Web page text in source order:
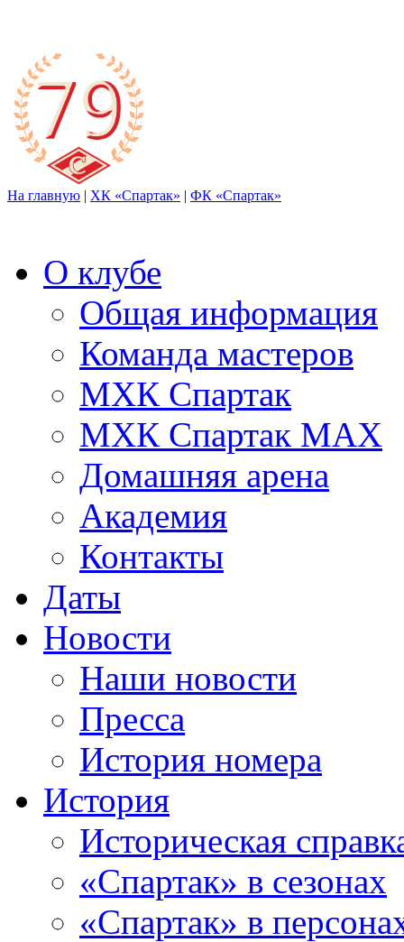
На главную | ХК «Спартак» | ФК «Спартак»
О клубе
Общая информация
Команда мастеров
МХК Спартак
МХК Спартак МАХ
Домашняя арена
Академия
Контакты
Даты
Новости
Наши новости
Пресса
История номера
История
Историческая
«Спартак» в сезонах
«Спартак» в